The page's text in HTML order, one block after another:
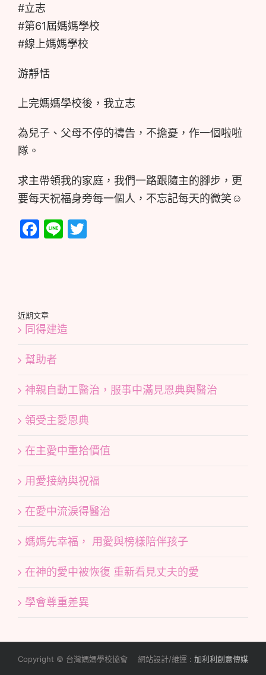
#立志
#第61屆媽媽學校
#線上媽媽學校
游靜恬
上完媽媽學校後，我立志
為兒子、父母不停的禱告，不擔憂，作一個啦啦
隊。
求主帶領我的家庭，我們一路跟隨主的腳步，更
要每天祝福身旁每一個人，不忘記每天的微笑☺️
Facebook
Line
近期文章
同得建造
幫助者
神親自動工醫治，服事中滿見恩典與醫治
領受主愛恩典
在主愛中重拾價值
用愛接納與祝福
在愛中流淚得醫治
媽媽先幸福， 用愛與榜樣陪伴孩子
在神的愛中被恢復 重新看見丈夫的愛
學會尊重差異
Copyright © 台灣媽媽學校協會 網站設計/維運 : 加利利創意傳媒